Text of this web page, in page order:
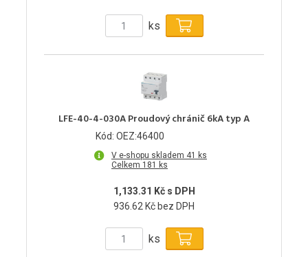
ks
LFE-40-4-030A Proudový chránič 6kA typ A
Kód: OEZ:46400
V e-shopu skladem 41 ks
Celkem 181 ks
1,133.31 Kč s DPH
936.62 Kč bez DPH
ks